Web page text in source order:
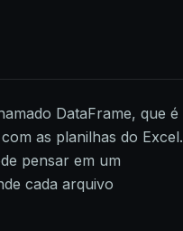
DataFrame, que é
as planilhas do Excel.
pensar em um
cada arquivo